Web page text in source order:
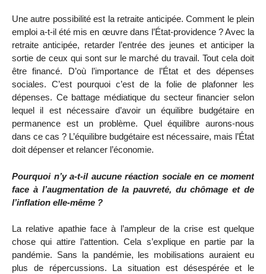
Une autre possibilité est la retraite anticipée. Comment le plein
emploi a-t-il été mis en œuvre dans l’État-providence ? Avec la
retraite anticipée, retarder l’entrée des jeunes et anticiper la
sortie de ceux qui sont sur le marché du travail. Tout cela doit
être financé. D’où l’importance de l’État et des dépenses
sociales. C’est pourquoi c’est de la folie de plafonner les
dépenses. Ce battage médiatique du secteur financier selon
lequel il est nécessaire d’avoir un équilibre budgétaire en
permanence est un problème. Quel équilibre aurons-nous
dans ce cas ? L’équilibre budgétaire est nécessaire, mais l’État
doit dépenser et relancer l’économie.
Pourquoi n’y a-t-il aucune réaction sociale en ce moment
face à l’augmentation de la pauvreté, du chômage et de
l’inflation elle-même ?
La relative apathie face à l’ampleur de la crise est quelque
chose qui attire l’attention. Cela s’explique en partie par la
pandémie. Sans la pandémie, les mobilisations auraient eu
plus de répercussions. La situation est désespérée et le